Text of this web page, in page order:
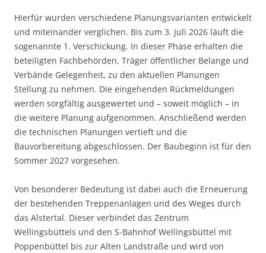
Hierfür wurden verschiedene Planungsvarianten entwickelt
und miteinander verglichen. Bis zum 3. Juli 2026 läuft die
sogenannte 1. Verschickung. In dieser Phase erhalten die
beteiligten Fachbehörden, Träger öffentlicher Belange und
Verbände Gelegenheit, zu den aktuellen Planungen
Stellung zu nehmen. Die eingehenden Rückmeldungen
werden sorgfältig ausgewertet und – soweit möglich – in
die weitere Planung aufgenommen. Anschließend werden
die technischen Planungen vertieft und die
Bauvorbereitung abgeschlossen. Der Baubeginn ist für den
Sommer 2027 vorgesehen.
Von besonderer Bedeutung ist dabei auch die Erneuerung
der bestehenden Treppenanlagen und des Weges durch
das Alstertal. Dieser verbindet das Zentrum
Wellingsbüttels und den S-Bahnhof Wellingsbüttel mit
Poppenbüttel bis zur Alten Landstraße und wird von